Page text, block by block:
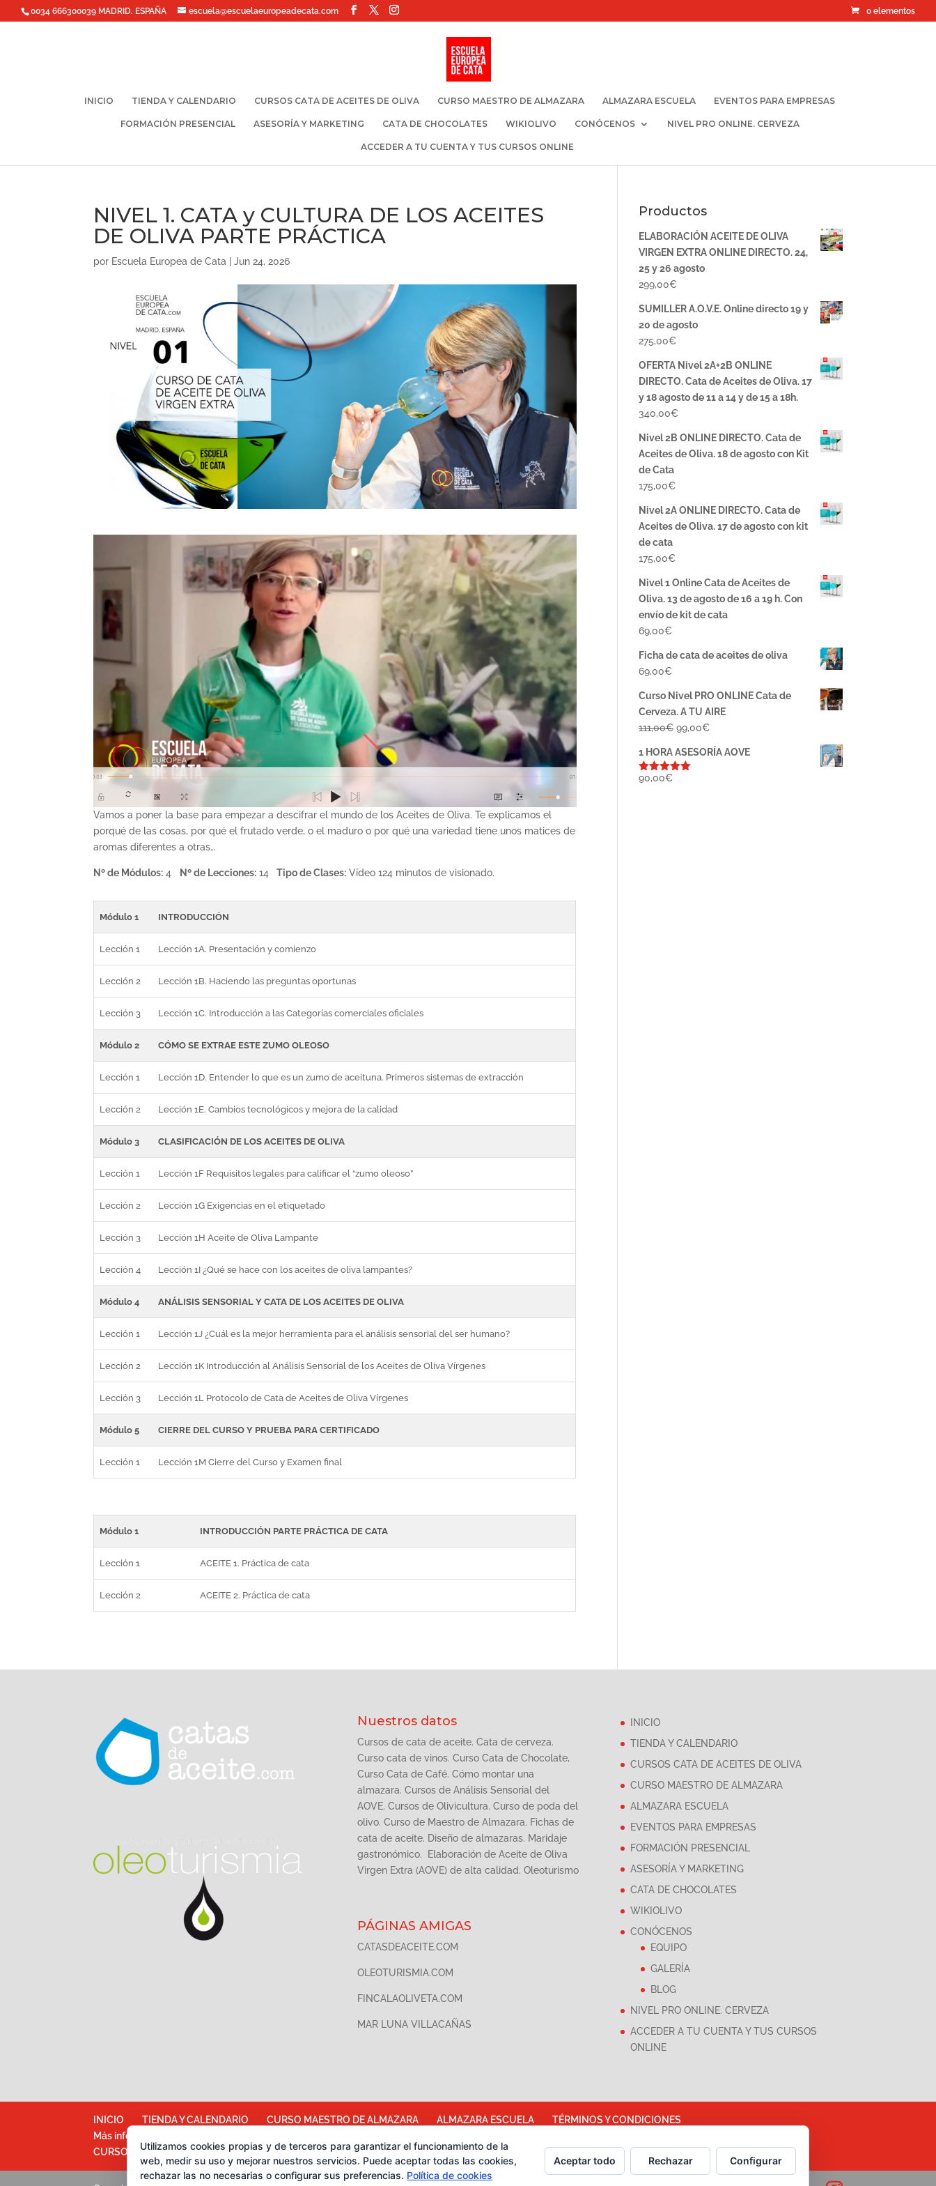
0034 666300039 MADRID. ESPAÑA escuela@escuelaeuropeadecata.com 0 elementos
INICIO TIENDA Y CALENDARIO CURSOS CATA DE ACEITES DE OLIVA CURSO MAESTRO DE ALMAZARA ALMAZARA ESCUELA EVENTOS PARA EMPRESAS
FORMACIÓN PRESENCIAL ASESORÍA Y MARKETING CATA DE CHOCOLATES WIKIOLIVO CONÓCENOS NIVEL PRO ONLINE. CERVEZA
ACCEDER A TU CUENTA Y TUS CURSOS ONLINE
NIVEL 1. CATA y CULTURA DE LOS ACEITES
DE OLIVA PARTE PRÁCTICA
por Escuela Europea de Cata |Jun 24, 2026
Vamos a poner la base para empezar a descifrar el mundo de los Aceites de Oliva. Te explicamos el
porqué de las cosas, por qué el frutado verde, o el maduro o por qué una variedad tiene unos matices de
aromas diferentes a otras…
Nº de Módulos: 4 Nº de Lecciones: 14 Tipo de Clases: Vídeo 124 minutos de visionado.
Módulo 1 INTRODUCCIÓN
Lección 1 Lección 1A. Presentación y comienzo
Lección 2 Lección 1B. Haciendo las preguntas oportunas
Lección 3 Lección 1C. Introducción a las Categorías comerciales oficiales
Módulo 2 CÓMO SE EXTRAE ESTE ZUMO OLEOSO
Lección 1 Lección 1D. Entender lo que es un zumo de aceituna. Primeros sistemas de extracción
Lección 2 Lección 1E. Cambios tecnológicos y mejora de la calidad
Módulo 3 CLASIFICACIÓN DE LOS ACEITES DE OLIVA
Lección 1 Lección 1F Requisitos legales para calificar el “zumo oleoso”
Lección 2 Lección 1G Exigencias en el etiquetado
Lección 3 Lección 1H Aceite de Oliva Lampante
Lección 4 Lección 1I ¿Qué se hace con los aceites de oliva lampantes?
Módulo 4 ANÁLISIS SENSORIAL Y CATA DE LOS ACEITES DE OLIVA
Lección 1 Lección 1J ¿Cuál es la mejor herramienta para el análisis sensorial del ser humano?
Lección 2 Lección 1K Introducción al Análisis Sensorial de los Aceites de Oliva Vírgenes
Lección 3 Lección 1L Protocolo de Cata de Aceites de Oliva Vírgenes
Módulo 5 CIERRE DEL CURSO Y PRUEBA PARA CERTIFICADO
Lección 1 Lección 1M Cierre del Curso y Examen final
Módulo 1 INTRODUCCIÓN PARTE PRÁCTICA DE CATA
Lección 1 ACEITE 1. Práctica de cata
Lección 2 ACEITE 2. Práctica de cata
Productos
ELABORACIÓN ACEITE DE OLIVA
VIRGEN EXTRA ONLINE DIRECTO. 24,
25 y 26 agosto
299,00€
SUMILLER A.O.V.E. Online directo 19 y
20 de agosto
275,00€
OFERTA Nivel 2A+2B ONLINE
DIRECTO. Cata de Aceites de Oliva. 17
y 18 agosto de 11 a 14 y de 15 a 18h.
340,00€
Nivel 2B ONLINE DIRECTO. Cata de
Aceites de Oliva. 18 de agosto con Kit
de Cata
175,00€
Nivel 2A ONLINE DIRECTO. Cata de
Aceites de Oliva. 17 de agosto con kit
de cata
175,00€
Nivel 1 Online Cata de Aceites de
Oliva. 13 de agosto de 16 a 19 h. Con
envío de kit de cata
69,00€
Ficha de cata de aceites de oliva
69,00€
Curso Nivel PRO ONLINE Cata de
Cerveza. A TU AIRE
111,00€ El
original
99,00€El
actual
1 HORA ASESORÍA AOVE
Valorado
90,00€
Nuestros datos
Cursos de cata de aceite. Cata de cerveza.
Curso cata de vinos. Curso Cata de Chocolate,
Curso Cata de Café. Cómo montar una
almazara. Cursos de Análisis Sensorial del
AOVE. Cursos de Olivicultura. Curso de poda del
olivo. Curso de Maestro de Almazara. Fichas de
cata de aceite. Diseño de almazaras. Maridaje
gastronómico. Elaboración de Aceite de Oliva
Virgen Extra (AOVE) de alta calidad. Oleoturismo
PÁGINAS AMIGAS
CATASDEACEITE.COM
OLEOTURISMIA.COM
FINCALAOLIVETA.COM
MAR LUNA VILLACAÑAS
INICIO
TIENDA Y CALENDARIO
CURSOS CATA DE ACEITES DE OLIVA
CURSO MAESTRO DE ALMAZARA
ALMAZARA ESCUELA
EVENTOS PARA EMPRESAS
FORMACIÓN PRESENCIAL
ASESORÍA Y MARKETING
CATA DE CHOCOLATES
WIKIOLIVO
CONÓCENOS
EQUIPO
GALERÍA
BLOG
NIVEL PRO ONLINE. CERVEZA
ACCEDER A TU CUENTA Y TUS CURSOS
ONLINE
INICIO TIENDA Y CALENDARIO CURSO MAESTRO DE ALMAZARA ALMAZARA ESCUELA
TÉRMINOS Y CONDICIONES
Más información sobre las cookies
CURSOS CATA DE ACEITES DE OLIVA
Utilizamos cookies propias y de terceros para garantizar el funcionamiento de la
web, medir su uso y mejorar nuestros servicios. Puede aceptar todas las cookies,
rechazar las no necesarias o configurar sus preferencias. Política de cookies
Aceptar todo Rechazar Configurar